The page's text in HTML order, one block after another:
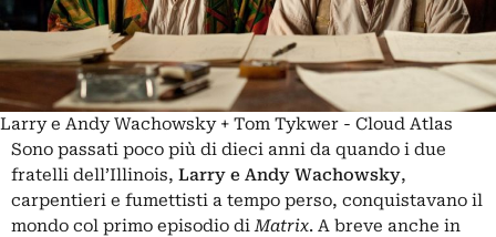
Larry e Andy Wachowsky + Tom Tykwer - Cloud Atlas
Sono passati poco più di dieci anni da quando i due
fratelli dell’Illinois, Larry e Andy Wachowsky,
carpentieri e fumettisti a tempo perso, conquistavano il
mondo col primo episodio di Matrix. A breve anche in